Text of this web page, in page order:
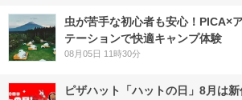
虫が苦手な初心者も安心！PICA×
テーションで快適キャンプ体験
08月05日 11時30分
ピザハット「ハットの日」8月は